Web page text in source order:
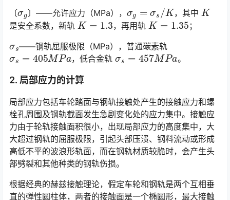
〔
g〕——允许应力（MPa）， K ，其中K
是安全系数，新轨 K= 1.3 ，再用轨K=1.35 ；󠅅󠅃󠄵󠅂󠄪󠇖󠆨󠆨󠇕󠆞󠆒󠅬󠇘󠆭󠆘󠇙󠆝󠅵󠇗󠆭󠆁󠄐󠇗󠅹󠅸󠇖󠆍󠅳󠇖󠅹󠅰󠇖󠆌󠅹
——钢轨屈服极限（MPa），普通碳素轨
σs 405MPa ，低合金轨 σ =457MPa 。
2. 局部应力的计算
局部应力包括车轮踏面与钢轨接触处产生的接触应力和螺
栓孔周围及钢轨截面发生急剧变化处的应力集中。接触应
力由于轮轨接触面积很小，出现局部应力的高度集中，大
大超过钢轨的屈服极限，引起头部压溃、钢料流动或形成
高低不平的波浪形轨面，而在钢轨材质较脆时，会产生头
部劈裂和其他种类的钢轨伤损。󠅅󠅃󠄵󠅂󠄪󠇖󠆨󠆨󠇕󠆞󠆒󠅬󠇘󠆭󠆘󠇙󠆝󠅵󠇗󠆭󠆁󠄐󠇗󠅹󠅸󠇖󠆍󠅳󠇖󠅹󠅰󠇖󠆌󠅹
根据经典的赫兹接触理论，假定车轮和钢轨是两个互相垂
直的弹性圆柱体，两者的接触面是一个椭圆形，最大接触